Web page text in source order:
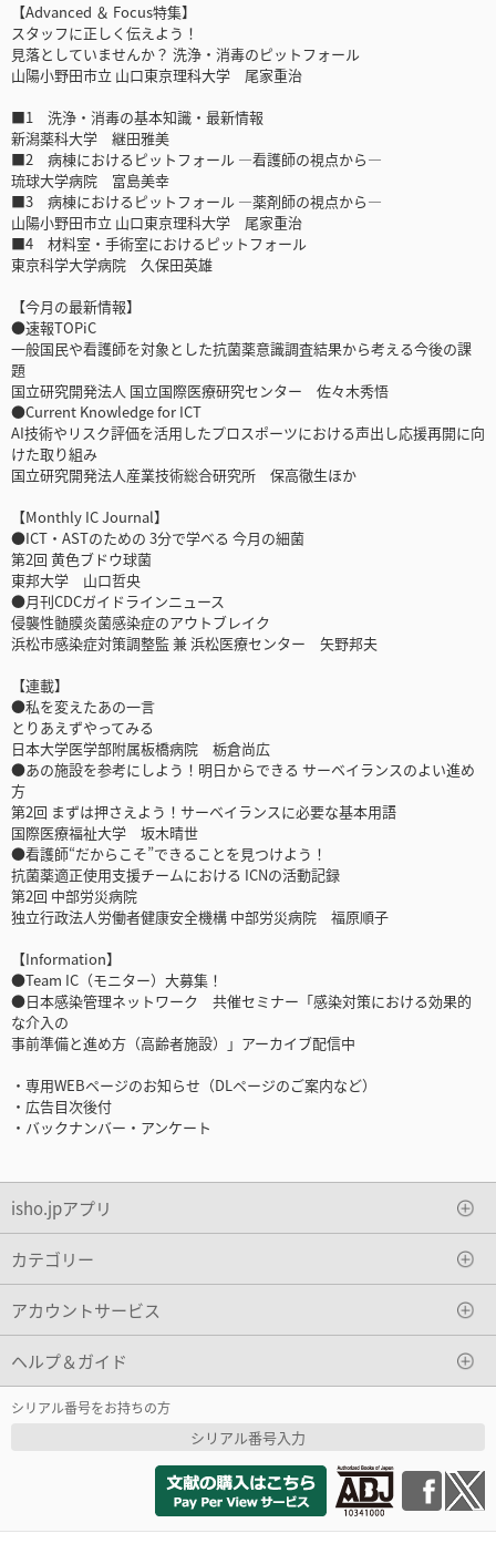
【Advanced ＆ Focus特集】
スタッフに正しく伝えよう！
見落としていませんか？ 洗浄・消毒のピットフォール
山陽小野田市立 山口東京理科大学 尾家重治
■1 洗浄・消毒の基本知識・最新情報
新潟薬科大学 継田雅美
■2 病棟におけるピットフォール ―看護師の視点から―
琉球大学病院 富島美幸
■3 病棟におけるピットフォール ―薬剤師の視点から―
山陽小野田市立 山口東京理科大学 尾家重治
■4 材料室・手術室におけるピットフォール
東京科学大学病院 久保田英雄
【今月の最新情報】
●速報TOPiC
一般国民や看護師を対象とした抗菌薬意識調査結果から考える今後の課
題
国立研究開発法人 国立国際医療研究センター 佐々木秀悟
●Current Knowledge for ICT
AI技術やリスク評価を活用したプロスポーツにおける声出し応援再開に向
けた取り組み
国立研究開発法人産業技術総合研究所 保高徹生ほか
【Monthly IC Journal】
●ICT・ASTのための 3分で学べる 今月の細菌
第2回 黄色ブドウ球菌
東邦大学 山口哲央
●月刊CDCガイドラインニュース
侵襲性髄膜炎菌感染症のアウトブレイク
浜松市感染症対策調整監 兼 浜松医療センター 矢野邦夫
【連載】
●私を変えたあの一言
とりあえずやってみる
日本大学医学部附属板橋病院 栃倉尚広
●あの施設を参考にしよう！明日からできる サーベイランスのよい進め
方
第2回 まずは押さえよう！サーベイランスに必要な基本用語
国際医療福祉大学 坂木晴世
●看護師“だからこそ”できることを見つけよう！
抗菌薬適正使用支援チームにおける ICNの活動記録
第2回 中部労災病院
独立行政法人労働者健康安全機構 中部労災病院 福原順子
【Information】
●Team IC（モニター）大募集！
●日本感染管理ネットワーク 共催セミナー「感染対策における効果的
な介入の
事前準備と進め方（高齢者施設）」アーカイブ配信中
・専用WEBページのお知らせ（DLページのご案内など）
・広告目次後付
・バックナンバー・アンケート
isho.jpアプリ
カテゴリー
アカウントサービス
ヘルプ＆ガイド
シリアル番号をお持ちの方
シリアル番号入力